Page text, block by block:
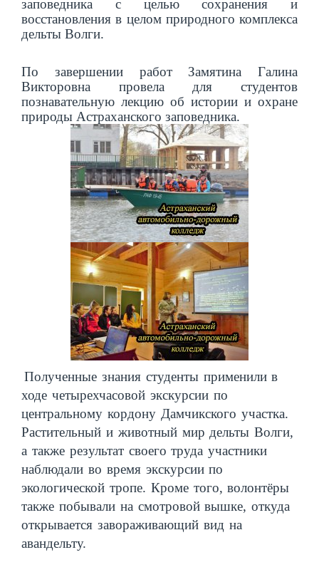
заповедника с целью сохранения и
восстановления в целом природного комплекса
дельты Волги.
По завершении работ Замятина Галина
Викторовна провела для студентов
познавательную лекцию об истории и охране
природы Астраханского заповедника.
Полученные знания студенты применили в
ходе четырехчасовой экскурсии по
центральному кордону Дамчикского участка.
Растительный и животный мир дельты Волги,
а также результат своего труда участники
наблюдали во время экскурсии по
экологической тропе. Кроме того, волонтёры
также побывали на смотровой вышке, откуда
открывается завораживающий вид на
авандельту.